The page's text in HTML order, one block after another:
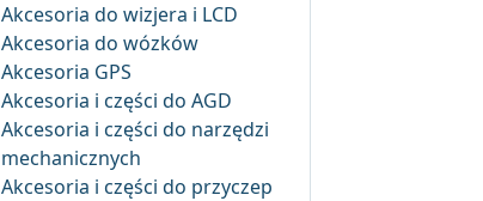
Akcesoria do wizjera i LCD
Akcesoria do wózków
Akcesoria GPS
Akcesoria i części do AGD
Akcesoria i części do narzędzi
mechanicznych
Akcesoria i części do przyczep